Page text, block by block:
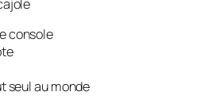
console
seul au monde